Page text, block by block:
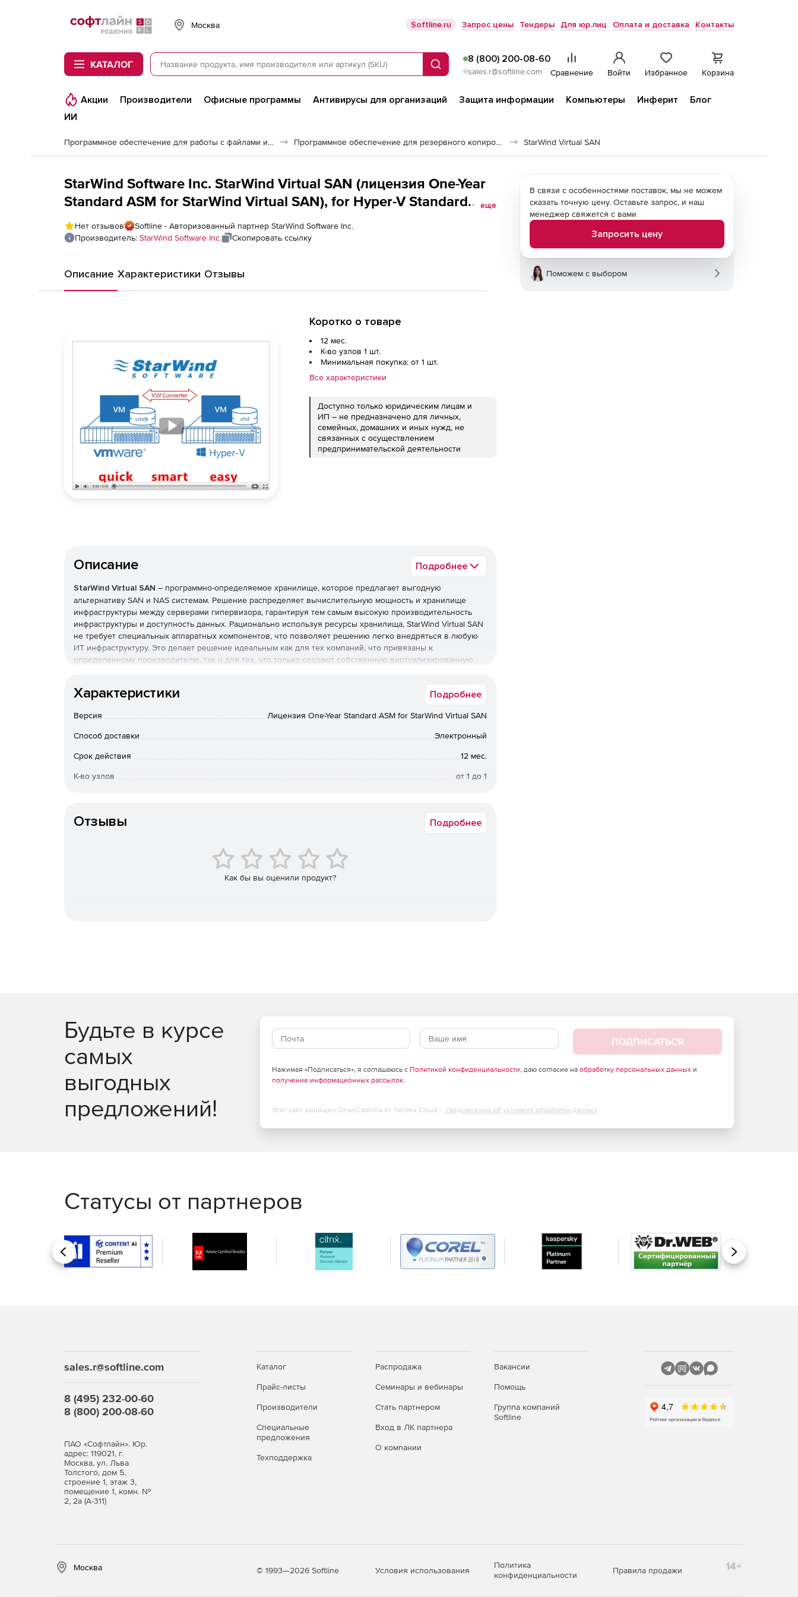
Softline
Москва Softline.ru Запрос цены Тендеры Для юр.лиц Оплата и доставка Контакты
КАТАЛОГ Поиск
8 (800) 200-08-60
sales.r@softline.com Сравнение Войти Избранное Корзина
Акции Производители Офисные программы Антивирусы для организаций Защита информации Компьютеры Инферит
Блог
ИИ
Программное обеспечение для работы с файлами и дисками Программное обеспечение для резервного копирования StarWind Virtual SAN
StarWind Software Inc. StarWind Virtual SAN (лицензия One-Year
Standard ASM for StarWind Virtual SAN), for Hyper-V Standard
Edition (per 1 node)
еще
Нет отзывов
Softline - Авторизованный партнер StarWind Software Inc.
Производитель: StarWind Software Inc. Скопировать ссылку
Описание Характеристики Отзывы
Коротко о товаре
12 мес.
К-во узлов 1 шт.
Минимальная покупка: от 1 шт.
Все характеристики
Доступно только юридическим лицам и
ИП – не предназначено для личных,
семейных, домашних и иных нужд, не
связанных с осуществлением
предпринимательской деятельности
Описание Подробнее
StarWind Virtual SAN – программно-определяемое хранилище, которое предлагает выгодную
альтернативу SAN и NAS системам. Решение распределяет вычислительную мощность и хранилище
инфраструктуры между серверами гипервизора, гарантируя тем самым высокую производительность
инфраструктуры и доступность данных. Рационально используя ресурсы хранилища, StarWind Virtual SAN
не требует специальных аппаратных компонентов, что позволяет решению легко внедряться в любую
ИТ инфраструктуру. Это делает решение идеальным как для тех компаний, что привязаны к
определенному производителю, так и для тех, что только создают собственную виртуализированную
дней, с помощью решения StarWind Virtual SAN Free.
Характеристики Подробнее
Версия Лицензия One-Year Standard ASM for StarWind Virtual SAN
Способ доставки Электронный
Срок действия 12 мес.
К-во узлов от 1 до 1
Отзывы Подробнее
Как бы вы оценили продукт?
В связи с особенностями поставок, мы не можем
сказать точную цену. Оставьте запрос, и наш
менеджер свяжется с вами
Запросить цену
Поможем с выбором
Будьте в курсе
самых
выгодных
предложений!
ПОДПИСАТЬСЯ
Нажимая «Подписаться», я соглашаюсь с Политикой конфиденциальности, даю согласие на обработку персональных данныхи
получение информационных рассылок.
Этот сайт защищен SmartCaptcha от Yandex Cloud - Уведомление об условиях обработки данных
Статусы от партнеров
Назад Вперед
sales.r@softline.com
8 (495) 232-00-60
8 (800) 200-08-60
ПАО «Софтлайн». Юр.
адрес: 119021, г.
Москва, ул. Льва
Толстого, дом 5,
строение 1, этаж 3,
помещение 1, комн. №
2, 2а (А-311)
Каталог
Прайс-листы
Производители
Специальные
предложения
Техподдержка
Распродажа
Семинары и вебинары
Стать партнером
Вход в ЛК партнера
О компании
Вакансии
Помощь
Группа компаний
Softline
Москва © 1993—2026 Softline Условия использования
Политика
конфиденциальности
Правила продажи 14+